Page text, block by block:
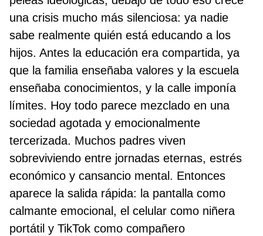
una crisis mucho más silenciosa: ya nadie
sabe realmente quién está educando a los
hijos. Antes la educación era compartida, ya
que la familia enseñaba valores y la escuela
enseñaba conocimientos, y la calle imponía
límites. Hoy todo parece mezclado en una
sociedad agotada y emocionalmente
tercerizada. Muchos padres viven
sobreviviendo entre jornadas eternas, estrés
económico y cansancio mental. Entonces
aparece la salida rápida: la pantalla como
calmante emocional, el celular como niñera
portátil y TikTok como compañero